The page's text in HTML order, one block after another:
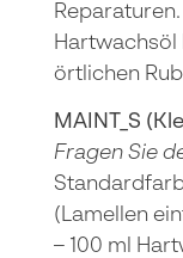
Hartwachsöl
örtlichen
MAINT_S
Fragen Sie
(Lamellen
– 100 ml